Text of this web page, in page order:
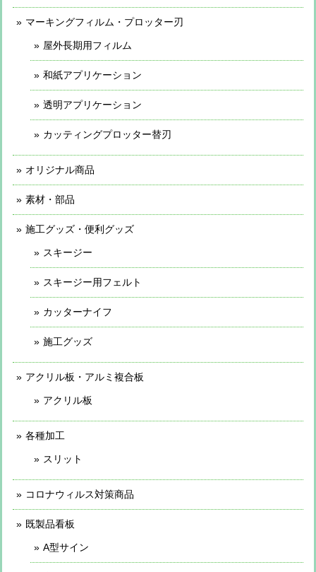
マーキングフィルム・プロッター刃
屋外長期用フィルム
和紙アプリケーション
透明アプリケーション
カッティングプロッター替刃
オリジナル商品
素材・部品
施工グッズ・便利グッズ
スキージー
スキージー用フェルト
カッターナイフ
施工グッズ
アクリル板・アルミ複合板
アクリル板
各種加工
スリット
コロナウィルス対策商品
既製品看板
A型サイン